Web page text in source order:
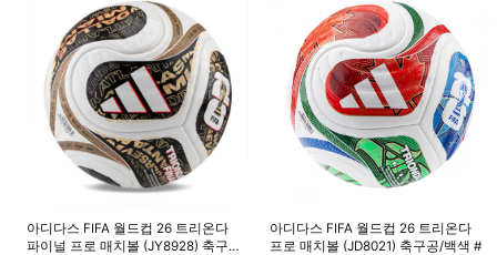
아디다스 FIFA 월드컵 26 트리온다
파이널 프로 매치볼 (JY8928) 축구공/
아디다스 FIFA 월드컵 26 트리온다
프로 매치볼 (JD8021) 축구공/백색 #